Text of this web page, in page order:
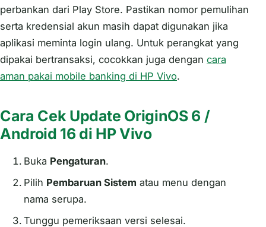
perbankan dari Play Store. Pastikan nomor pemulihan
serta kredensial akun masih dapat digunakan jika
aplikasi meminta login ulang. Untuk perangkat yang
dipakai bertransaksi, cocokkan juga dengan cara
aman pakai mobile banking di HP Vivo.
Cara Cek Update OriginOS 6 /
Android 16 di HP Vivo
Buka Pengaturan.
Pilih Pembaruan Sistem atau menu dengan
nama serupa.
Tunggu pemeriksaan versi selesai.